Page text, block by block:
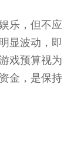
乐，但不应
显波动，即
戏预算视为
金，是保持